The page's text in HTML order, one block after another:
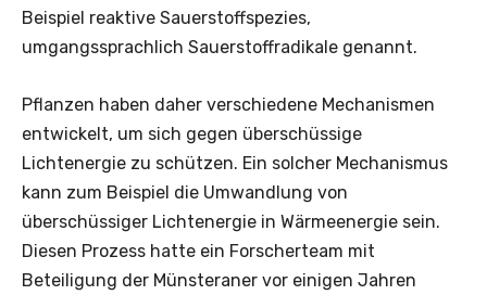
Beispiel reaktive Sauerstoffspezies,
umgangssprachlich Sauerstoffradikale genannt.
Pflanzen haben daher verschiedene Mechanismen
entwickelt, um sich gegen überschüssige
Lichtenergie zu schützen. Ein solcher Mechanismus
kann zum Beispiel die Umwandlung von
überschüssiger Lichtenergie in Wärmeenergie sein.
Diesen Prozess hatte ein Forscherteam mit
Beteiligung der Münsteraner vor einigen Jahren